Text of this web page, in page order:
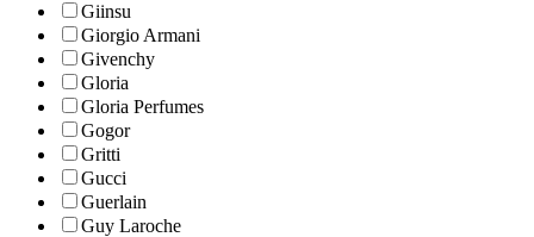
Giinsu
Giorgio Armani
Givenchy
Gloria
Gloria Perfumes
Gogor
Gritti
Gucci
Guerlain
Guy Laroche